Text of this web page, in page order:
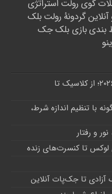
گوی رولت استراتژی
آنلاینگردونۀ رولتبلک
بندیبازی بلک جک
راهنمای انواع بازی‌های اسلات ۲۰۲۶؛ از کلاسیک تا
با تنظیم اندازه شرط،
و رفتار
لوکس تا کنسرت‌های زنده
آزادی تا جک‌پات‌ آنلاین